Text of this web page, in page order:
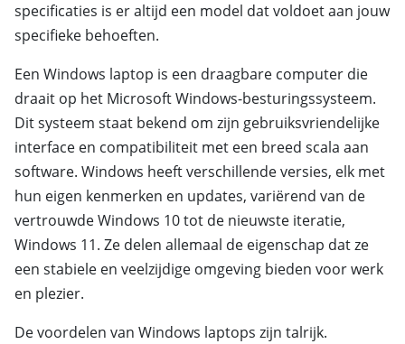
specificaties is er altijd een model dat voldoet aan jouw
specifieke behoeften.
Een Windows laptop is een draagbare computer die
draait op het Microsoft Windows-besturingssysteem.
Dit systeem staat bekend om zijn gebruiksvriendelijke
interface en compatibiliteit met een breed scala aan
software. Windows heeft verschillende versies, elk met
hun eigen kenmerken en updates, variërend van de
vertrouwde Windows 10 tot de nieuwste iteratie,
Windows 11. Ze delen allemaal de eigenschap dat ze
een stabiele en veelzijdige omgeving bieden voor werk
en plezier.
De voordelen van Windows laptops zijn talrijk.